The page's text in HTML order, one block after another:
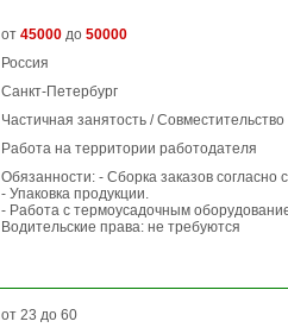
от 45000 до 50000
Россия
Санкт-Петербург
Частичная занятость / Совместительство
Работа на территории работодателя
Обязанности: - Сборка заказов согласно
- Упаковка продукции.
- Работа с термоусадочным
Водительские права: не требуются
от 23 до 60